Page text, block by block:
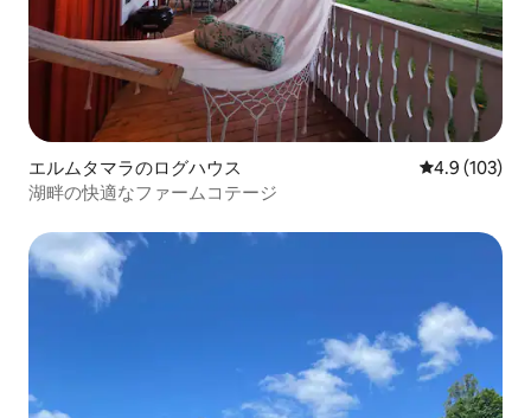
エルムタマラのログハウス レビュー103
4.9 (103)
湖畔の快適なファームコテージ